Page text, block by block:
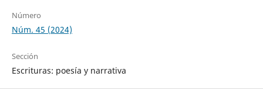
Número
Núm. 45 (2024)
Sección
Escrituras: poesía y narrativa